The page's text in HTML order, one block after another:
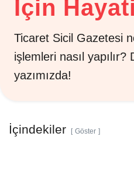
İçin
Ticaret Sicil Gazetesi
işlemleri nasıl yapılır?
yazımızda!
İçindekiler Göster